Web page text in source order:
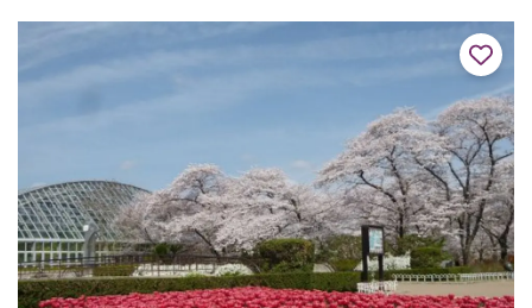
でも暖かく保温...